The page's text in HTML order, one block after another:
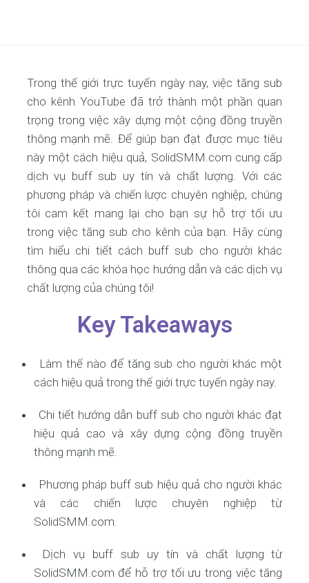
Trong thế giới trực tuyến ngày nay, việc tăng sub
cho kênh YouTube đã trở thành một phần quan
trọng trong việc xây dựng một cộng đồng truyền
thông mạnh mẽ. Để giúp bạn đạt được mục tiêu
này một cách hiệu quả, SolidSMM.com cung cấp
dịch vụ buff sub uy tín và chất lượng. Với các
phương pháp và chiến lược chuyên nghiệp, chúng
tôi cam kết mang lại cho bạn sự hỗ trợ tối ưu
trong việc tăng sub cho kênh của bạn. Hãy cùng
tìm hiểu chi tiết cách buff sub cho người khác
thông qua các khóa học hướng dẫn và các dịch vụ
chất lượng của chúng tôi!
Key Takeaways
Làm thế nào để tăng sub cho người khác một
cách hiệu quả trong thế giới trực tuyến ngày nay.
Chi tiết hướng dẫn buff sub cho người khác đạt
hiệu quả cao và xây dựng cộng đồng truyền
thông mạnh mẽ.
Phương pháp buff sub hiệu quả cho người khác
và các chiến lược chuyên nghiệp từ
SolidSMM.com.
Dịch vụ buff sub uy tín và chất lượng từ
SolidSMM.com để hỗ trợ tối ưu trong việc tăng